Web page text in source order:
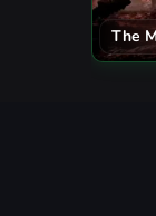
The